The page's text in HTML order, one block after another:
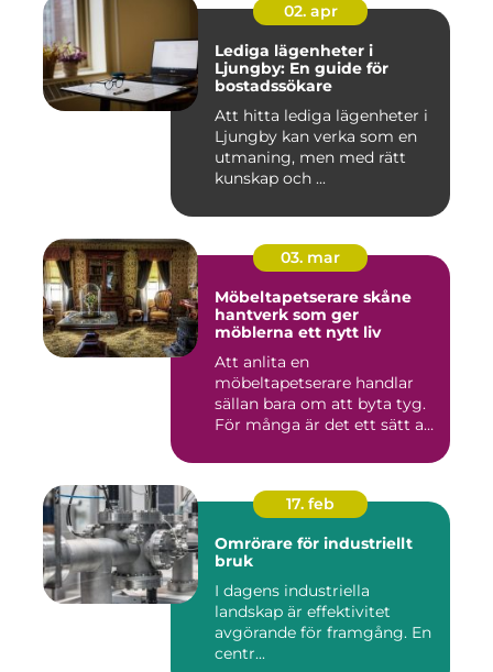
02. apr
Lediga lägenheter i
Ljungby: En guide för
bostadssökare
Att hitta lediga lägenheter i
Ljungby kan verka som en
utmaning, men med rätt
kunskap och ...
03. mar
Möbeltapetserare skåne
hantverk som ger
möblerna ett nytt liv
Att anlita en
möbeltapetserare handlar
sällan bara om att byta tyg.
För många är det ett sätt att
17. feb
Omrörare för industriellt
bruk
I dagens industriella
landskap är effektivitet
avgörande för framgång. En
centr...